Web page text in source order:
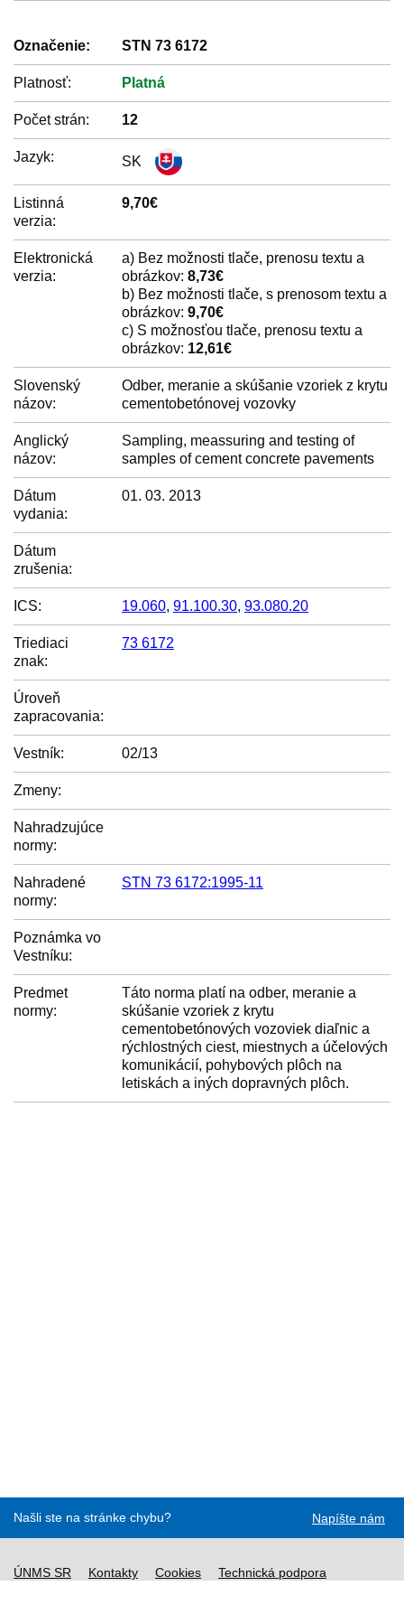
Označenie: STN 73 6172
Platnosť: Platná
Počet strán: 12
Jazyk: SK
Listinná
verzia:
9,70€
Elektronická
verzia:
a) Bez možnosti tlače, prenosu textu a
obrázkov: 8,73€
b) Bez možnosti tlače, s prenosom textu a
obrázkov: 9,70€
c) S možnosťou tlače, prenosu textu a
obrázkov: 12,61€
Slovenský
názov:
Odber, meranie a skúšanie vzoriek z krytu
cementobetónovej vozovky
Anglický
názov:
Sampling, meassuring and testing of
samples of cement concrete pavements
Dátum
vydania:
01. 03. 2013
Dátum
zrušenia:
ICS: 19.060, 91.100.30, 93.080.20
Triediaci
znak:
73 6172
Úroveň
zapracovania:
Vestník: 02/13
Zmeny:
Nahradzujúce
normy:
Nahradené
normy:
STN 73 6172:1995-11
Poznámka vo
Vestníku:
Predmet
normy:
Táto norma platí na odber, meranie a
skúšanie vzoriek z krytu
cementobetónových vozoviek diaľnic a
rýchlostných ciest, miestnych a účelových
komunikácií, pohybových plôch na
letiskách a iných dopravných plôch.
Našli ste na stránke chybu? Napíšte nám
ÚNMS SR Kontakty Cookies
Technická podpora